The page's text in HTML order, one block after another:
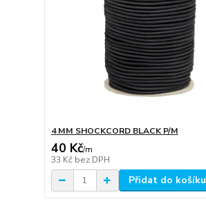
4 MM SHOCKCORD BLACK P/M
40 Kč/m
33 Kč bez DPH
Přidat do košíku